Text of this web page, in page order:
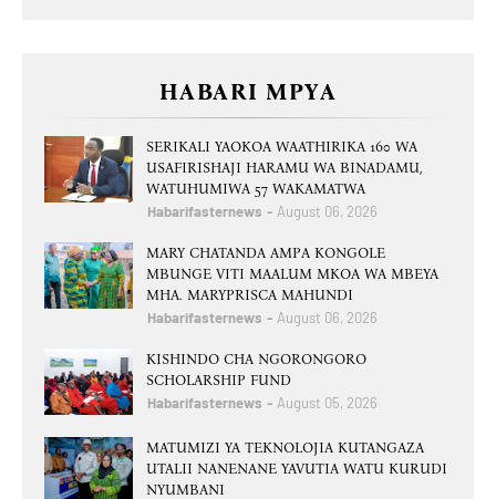
HABARI MPYA
SERIKALI YAOKOA WAATHIRIKA 160 WA
USAFIRISHAJI HARAMU WA BINADAMU,
WATUHUMIWA 57 WAKAMATWA
Habarifasternews August 06, 2026
MARY CHATANDA AMPA KONGOLE
MBUNGE VITI MAALUM MKOA WA MBEYA
MHA. MARYPRISCA MAHUNDI
Habarifasternews August 06, 2026
KISHINDO CHA NGORONGORO
SCHOLARSHIP FUND
Habarifasternews August 05, 2026
MATUMIZI YA TEKNOLOJIA KUTANGAZA
UTALII NANENANE YAVUTIA WATU KURUDI
NYUMBANI